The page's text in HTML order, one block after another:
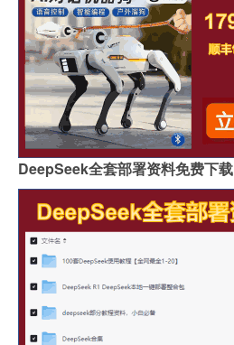
DeepSeek全套部署资料免费下载